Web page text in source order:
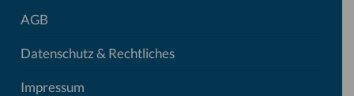
AGB
Datenschutz & Rechtliches
Impressum